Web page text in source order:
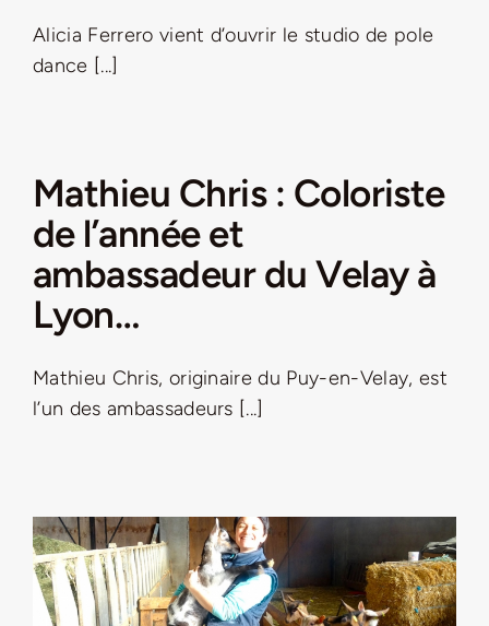
LA ROUTE DES PRODUCTEURS
Rechercher:
Jeu concours – Gagnez votre bûche de Noël 2025
Alicia Ferrero vient d’ouvrir le studio de pole
dance [...]
Mathieu Chris : Coloriste
de l’année et
ambassadeur du Velay à
Lyon…
Mathieu Chris, originaire du Puy-en-Velay, est
l’un des ambassadeurs [...]